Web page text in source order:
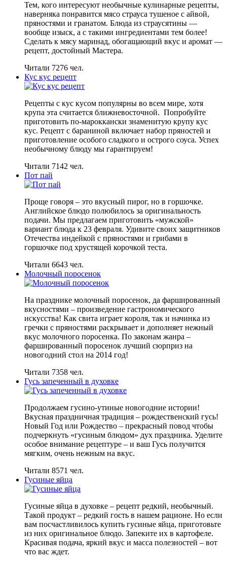
Тем, кого интересуют необычные кулинарные рецепты,
наверняка понравится мясо страуса тушеное с айвой,
пряностями и гранатом. Блюда из страусятины —
вообще изыск, а с такими ингредиентами тем более!
Сделать к мясу маринад, обогащающий вкус и аромат —
рецепт, достойный Мастера.
Читали 7276 чел.
Кус кус рецепт
Рецепты с кус кусом популярны во всем мире, хотя
крупа эта считается ближневосточной. Попробуйте
приготовить по-мароккански знаменитую крупу кус
кус. Рецепт с бараниной включает набор пряностей и
приготовление особого сладкого и острого соуса. Успех
необычному блюду мы гарантируем!
Читали 7142 чел.
Пот пай
Проще говоря – это вкусный пирог, но в горшочке.
Английское блюдо полюбилось за оригинальность
подачи. Мы предлагаем приготовить «мужской»
вариант блюда к 23 февраля. Удивите своих защитников
Отечества индейкой с пряностями и грибами в
горшочке под хрустящей корочкой теста.
Читали 6643 чел.
Молочный поросенок
На празднике молочный поросенок, да фаршированный
вкусностями – произведение гастрономического
искусства! Как свита играет короля, так и начинка из
гречки с пряностями раскрывает и дополняет нежный
вкус молочного поросенка. По законам жанра –
фаршированный поросенок лучший сюрприз на
новогодний стол на 2014 год!
Читали 7358 чел.
Гусь запеченный в духовке
Продолжаем гусино-утиные новогодние истории!
Вкусная праздничная традиция – рождественский гусь!
Новый Год или Рождество – прекрасный повод чтобы
подчеркнуть «гусиным блюдом» дух праздника. Уделите
особое внимание рецептуре – и ваш Гусь получится
мягким, очень нежным на вкус.
Читали 8571 чел.
Гусиные яйца
Гусиные яйца в духовке – рецепт редкий, необычный.
Такой продукт – редкий гость в нашем рационе. Но если
вам посчастливилось купить гусиные яйца, приготовьте
из них оригинальное блюдо. Запеките их в картофеле.
Красивая подача, яркий вкус и масса полезностей – вот
что вас ждет.